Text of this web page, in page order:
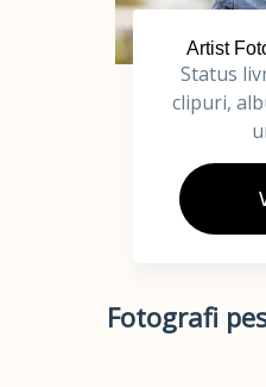
Artist
Status
clipuri,
Fotografi